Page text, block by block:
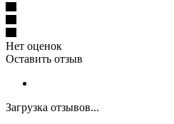
Нет оценок
Оставить отзыв
Загрузка отзывов...